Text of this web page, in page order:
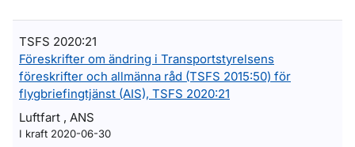
TSFS 2020:21
Föreskrifter om ändring i Transportstyrelsens
föreskrifter och allmänna råd (TSFS 2015:50) för
flygbriefingtjänst (AIS), TSFS 2020:21
Luftfart , ANS
I kraft 2020-06-30